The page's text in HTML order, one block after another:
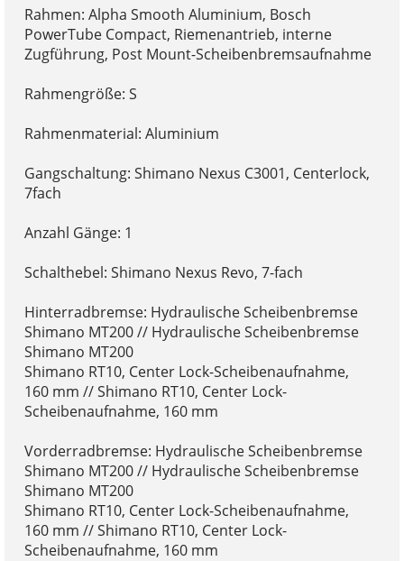
Rahmen: Alpha Smooth Aluminium, Bosch
PowerTube Compact, Riemenantrieb, interne
Zugführung, Post Mount-Scheibenbremsaufnahme
Rahmengröße: S
Rahmenmaterial: Aluminium
Gangschaltung: Shimano Nexus C3001, Centerlock,
7fach
Anzahl Gänge: 1
Schalthebel: Shimano Nexus Revo, 7-fach
Hinterradbremse: Hydraulische Scheibenbremse
Shimano MT200 // Hydraulische Scheibenbremse
Shimano MT200
Shimano RT10, Center Lock-Scheibenaufnahme,
160 mm // Shimano RT10, Center Lock-
Scheibenaufnahme, 160 mm
Vorderradbremse: Hydraulische Scheibenbremse
Shimano MT200 // Hydraulische Scheibenbremse
Shimano MT200
Shimano RT10, Center Lock-Scheibenaufnahme,
160 mm // Shimano RT10, Center Lock-
Scheibenaufnahme, 160 mm